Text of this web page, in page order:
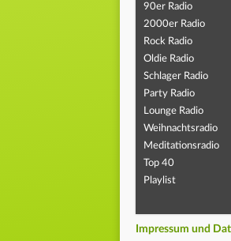
90er Radio
2000er Radio
Rock Radio
Oldie Radio
Schlager Radio
Party Radio
Lounge Radio
Weihnachtsradio
Meditationsradio
Top 40
Playlist
Impressum und